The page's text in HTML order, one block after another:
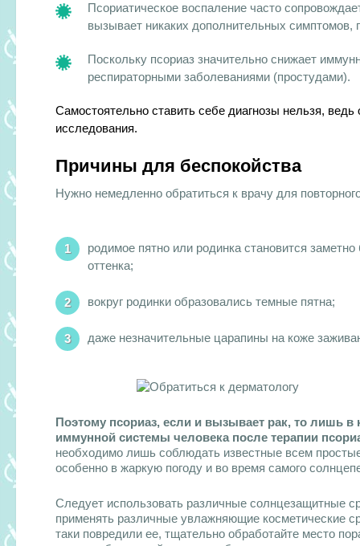
Псориатическое воспаление часто
вызывает никаких дополнительных симптомов,
Поскольку псориаз значительно снижает
респираторными заболеваниями (простудами).
Самостоятельно ставить себе диагнозы нельзя,
исследования.
Причины для беспокойства
Нужно немедленно обратиться к врачу для
родимое пятно или родинка становится
оттенка;
вокруг родинки образовались темные пятна;
даже незначительные царапины на коже
Поэтому псориаз, если и вызывает рак, то лишь в
иммунной системы человека после терапии
необходимо лишь соблюдать известные всем
особенно в жаркую погоду и во время самого
Следует использовать различные солнцезащитные
применять различные увлажняющие косметические
таки повредили ее, тщательно обработайте место